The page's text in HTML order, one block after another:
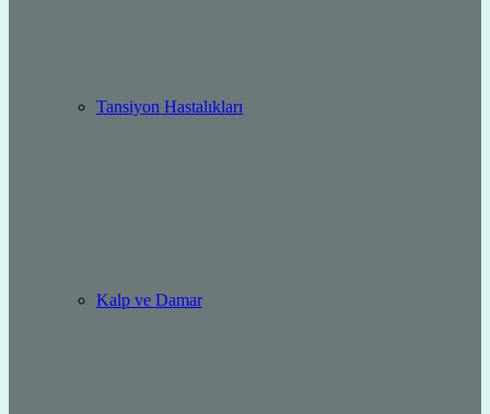
Tansiyon Hastalıkları
Kalp ve Damar